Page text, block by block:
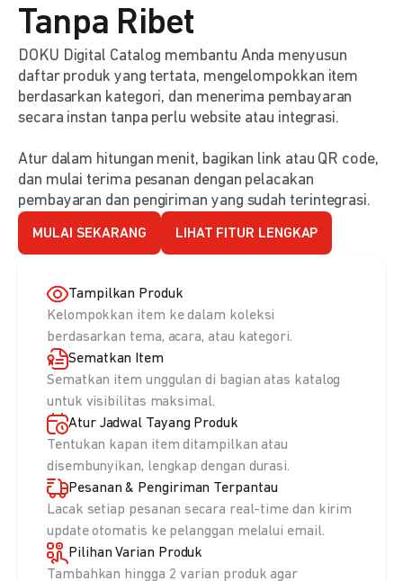
Tanpa Ribet
DOKU Digital Catalog membantu Anda menyusun
daftar produk yang tertata, mengelompokkan item
berdasarkan kategori, dan menerima pembayaran
secara instan tanpa perlu website atau integrasi.
Atur dalam hitungan menit, bagikan link atau QR code,
dan mulai terima pesanan dengan pelacakan
pembayaran dan pengiriman yang sudah terintegrasi.
MULAI SEKARANG LIHAT FITUR LENGKAP
Tampilkan Produk
Kelompokkan item ke dalam koleksi
berdasarkan tema, acara, atau kategori.
Sematkan Item
Sematkan item unggulan di bagian atas katalog
untuk visibilitas maksimal.
Atur Jadwal Tayang Produk
Tentukan kapan item ditampilkan atau
disembunyikan, lengkap dengan durasi.
Pesanan & Pengiriman Terpantau
Lacak setiap pesanan secara real-time dan kirim
update otomatis ke pelanggan melalui email.
Pilihan Varian Produk
Tambahkan hingga 2 varian produk agar